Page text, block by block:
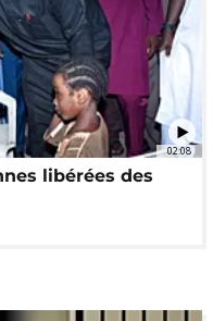
02:08
libérées des